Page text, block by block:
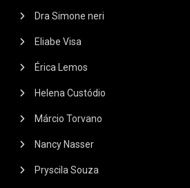
Dra Simone neri
Eliabe Visa
Érica Lemos
Helena Custódio
Márcio Torvano
Nancy Nasser
Pryscila Souza